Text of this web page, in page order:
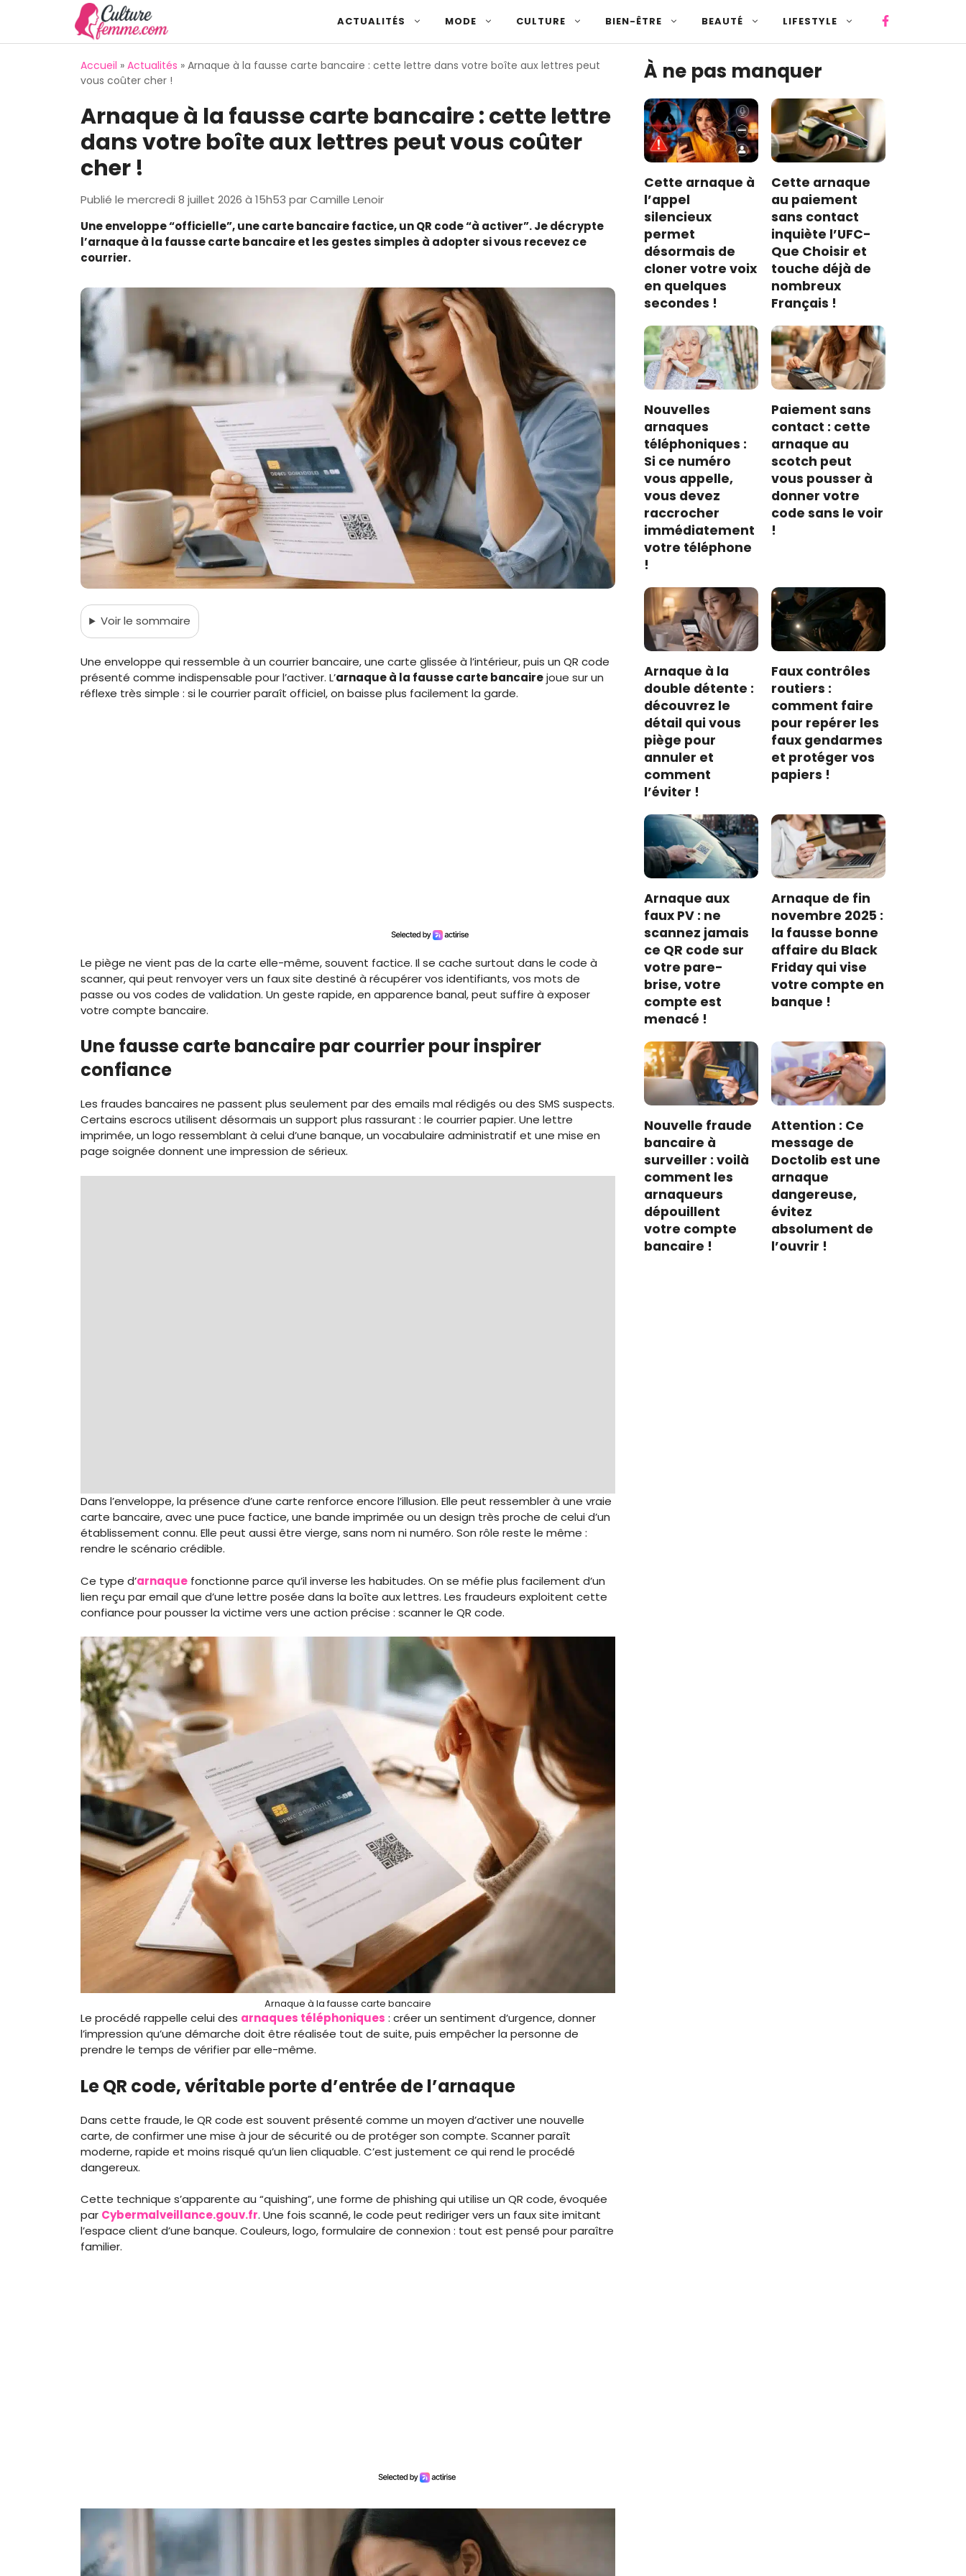
ACTUALITÉS MODE CULTURE BIEN-ÊTRE BEAUTÉ LIFESTYLE
Accueil » Actualités » Arnaque à la fausse carte bancaire : cette lettre dans votre boîte aux lettres peut
vous coûter cher !
Arnaque à la fausse carte bancaire : cette lettre
dans votre boîte aux lettres peut vous coûter
cher !
Publié le mercredi 8 juillet 2026 à 15h53 parCamille Lenoir
Une enveloppe “officielle”, une carte bancaire factice, un QR code “à activer”. Je décrypte
l’arnaque à la fausse carte bancaire et les gestes simples à adopter si vous recevez ce
courrier.
Voirle sommaire
Une enveloppe qui ressemble à un courrier bancaire, une carte glissée à l’intérieur, puis un QR code
présenté comme indispensable pour l’activer. L’arnaque à la fausse carte bancairejoue sur un
réflexe très simple : si le courrier paraît officiel, on baisse plus facilement la garde.
Le piège ne vient pas de la carte elle-même, souvent factice. Il se cache surtout dans le code à
scanner, qui peut renvoyer vers un faux site destiné à récupérer vos identifiants, vos mots de
passe ou vos codes de validation. Un geste rapide, en apparence banal, peut suffire à exposer
votre compte bancaire.
Une fausse carte bancaire par courrier pour inspirer
confiance
Les fraudes bancaires ne passent plus seulement par des emails mal rédigés ou des SMS suspects.
Certains escrocs utilisent désormais un support plus rassurant : le courrier papier. Une lettre
imprimée, un logo ressemblant à celui d’une banque, un vocabulaire administratif et une mise en
page soignée donnent une impression de sérieux.
Dans l’enveloppe, la présence d’une carte renforce encore l’illusion. Elle peut ressembler à une vraie
carte bancaire, avec une puce factice, une bande imprimée ou un design très proche de celui d’un
établissement connu. Elle peut aussi être vierge, sans nom ni numéro. Son rôle reste le même :
rendre le scénario crédible.
Ce type d’arnaque fonctionne parce qu’il inverse les habitudes. On se méfie plus facilement d’un
lien reçu par email que d’une lettre posée dans la boîte aux lettres. Les fraudeurs exploitent cette
confiance pour pousser la victime vers une action précise : scanner le QR code.
Arnaque à la fausse carte bancaire
Le procédé rappelle celui des arnaques téléphoniques : créer un sentiment d’urgence, donner
l’impression qu’une démarche doit être réalisée tout de suite, puis empêcher la personne de
prendre le temps de vérifier par elle-même.
Le QR code, véritable porte d’entrée de l’arnaque
Dans cette fraude, le QR code est souvent présenté comme un moyen d’activer une nouvelle
carte, de confirmer une mise à jour de sécurité ou de protéger son compte. Scanner paraît
moderne, rapide et moins risqué qu’un lien cliquable. C’est justement ce qui rend le procédé
dangereux.
Cette technique s’apparente au “quishing”, une forme de phishing qui utilise un QR code, évoquée
par Cybermalveillance.gouv.fr. Une fois scanné, le code peut rediriger vers un faux site imitant
l’espace client d’une banque. Couleurs, logo, formulaire de connexion : tout est pensé pour paraître
familier.
À ne pas manquer
Cette arnaque à
l’appel
silencieux
permet
désormais de
cloner votre voix
en quelques
secondes !
Cette arnaque
au paiement
sans contact
inquiète l’UFC-
Que Choisir et
touche déjà de
nombreux
Français !
Nouvelles
arnaques
téléphoniques :
Si ce numéro
vous appelle,
vous devez
raccrocher
immédiatement
votre téléphone
!
Paiement sans
contact : cette
arnaque au
scotch peut
vous pousser à
donner votre
code sans le voir
!
Arnaque à la
double détente :
découvrez le
détail qui vous
piège pour
annuler et
comment
l’éviter !
Faux contrôles
routiers :
comment faire
pour repérer les
faux gendarmes
et protéger vos
papiers !
Arnaque aux
faux PV : ne
scannez jamais
ce QR code sur
votre pare-
brise, votre
compte est
menacé !
Arnaque de fin
novembre 2025 :
la fausse bonne
affaire du Black
Friday qui vise
votre compte en
banque !
Nouvelle fraude
bancaire à
surveiller : voilà
comment les
arnaqueurs
dépouillent
votre compte
bancaire !
Attention : Ce
message de
Doctolib est une
arnaque
dangereuse,
évitez
absolument de
l’ouvrir !